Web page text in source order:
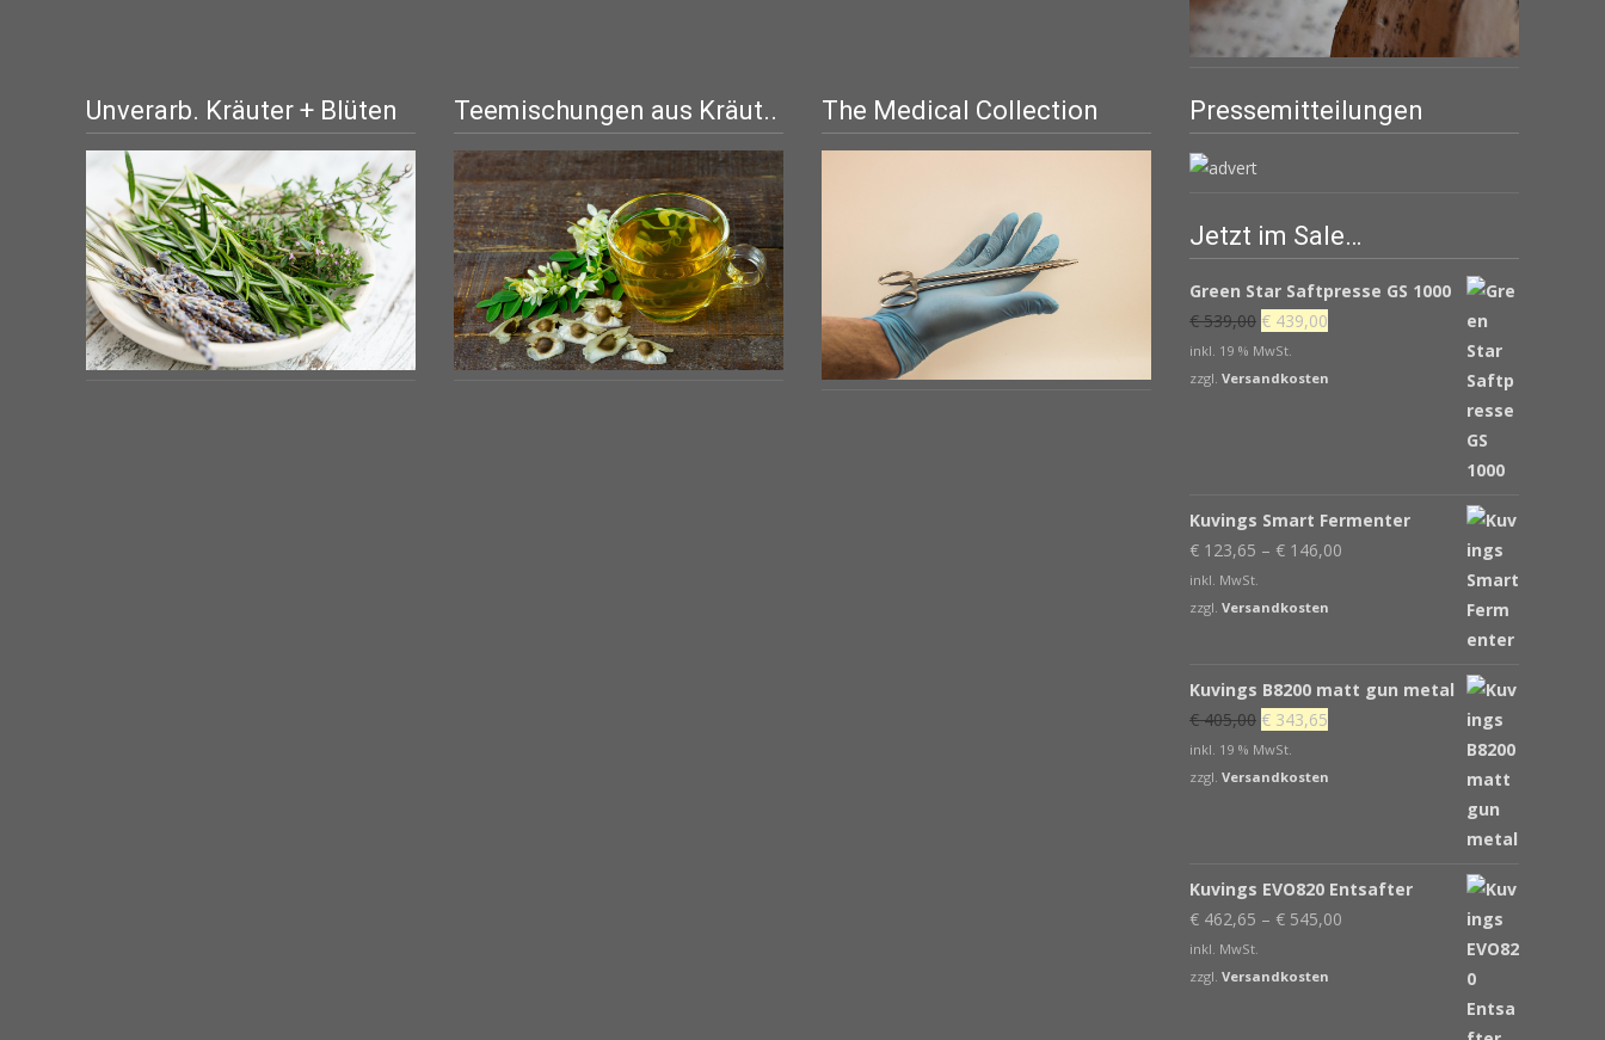
Unverarb. Kräuter + Blüten Teemischungen aus Kräut.. The Medical Collection Pressemitteilungen
Jetzt im Sale…
Green Star Saftpresse GS 1000
€539,00 Ursprünglicher
Preis
war:
€ 439,00
ist:
inkl. 19 % MwSt.
zzgl. Versandkosten
Kuvings Smart Fermenter
€ 123,65 – € 146,00
inkl. MwSt.
zzgl. Versandkosten
Kuvings B8200 matt gun metal
€405,00 Ursprünglicher
Preis
war:
€ 343,65
ist:
inkl. 19 % MwSt.
zzgl. Versandkosten
Kuvings EVO820 Entsafter
€ 462,65 – € 545,00
inkl. MwSt.
zzgl. Versandkosten